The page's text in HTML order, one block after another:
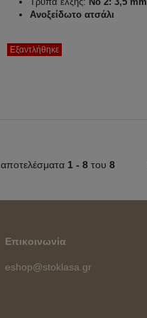
Ανοξείδωτο ατσάλι
Εξαντλήθηκε
αποτελέσματα 1 - 8 του 8
Επικοινωνία
eshop@stoklasa.gr